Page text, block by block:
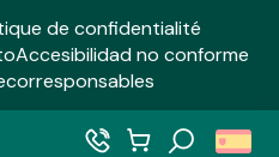
de confidentialité
Accesibilidad no conforme